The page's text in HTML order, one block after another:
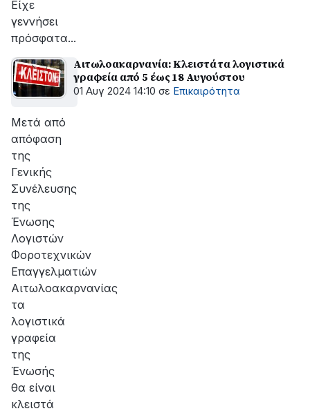
Είχε
γεννήσει
πρόσφατα...
Αιτωλοακαρνανία: Κλειστά τα λογιστικά
γραφεία από 5 έως 18 Αυγούστου
01 Αυγ 2024 14:10 σε Επικαιρότητα
Μετά από
απόφαση
της
Γενικής
Συνέλευσης
της
Ένωσης
Λογιστών
Φοροτεχνικών
Επαγγελματιών
Αιτωλοακαρνανίας
τα
λογιστικά
γραφεία
της
Ένωσής
θα είναι
κλειστά